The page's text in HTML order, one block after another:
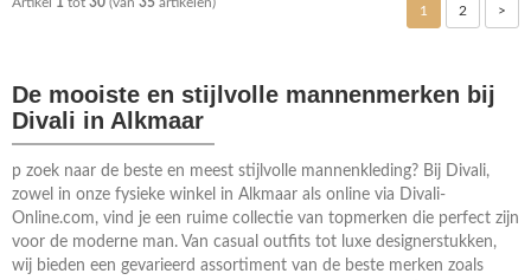
Artikel 1 tot 30 (van 35 artikelen)
1 2 >
De mooiste en stijlvolle mannenmerken bij
Divali in Alkmaar
p zoek naar de beste en meest stijlvolle mannenkleding? Bij Divali,
zowel in onze fysieke winkel in Alkmaar als online via Divali-
Online.com, vind je een ruime collectie van topmerken die perfect zijn
voor de moderne man. Van casual outfits tot luxe designerstukken,
wij bieden een gevarieerd assortiment van de beste merken zoals